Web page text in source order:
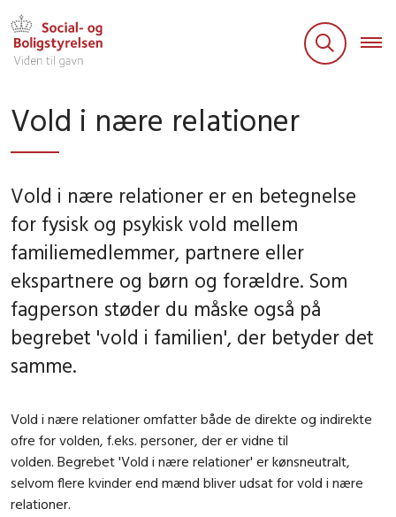
Vold i nære relationer
Vold i nære relationer er en betegnelse
for fysisk og psykisk vold mellem
familiemedlemmer, partnere eller
ekspartnere og børn og forældre. Som
fagperson støder du måske også på
begrebet 'vold i familien', der betyder det
samme.
Vold i nære relationer omfatter både de direkte og indirekte
ofre for volden, f.eks. personer, der er vidne til
volden. Begrebet 'Vold i nære relationer' er kønsneutralt,
selvom flere kvinder end mænd bliver udsat for vold i nære
relationer.